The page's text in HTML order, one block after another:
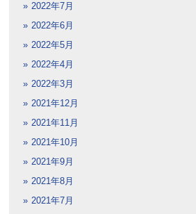
2022年7月
2022年6月
2022年5月
2022年4月
2022年3月
2021年12月
2021年11月
2021年10月
2021年9月
2021年8月
2021年7月